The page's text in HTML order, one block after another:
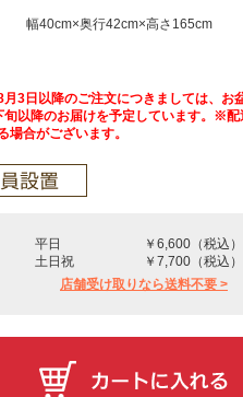
幅40cm×奥行42cm×高さ165cm
月3日以降のご注文につきましては、お
旬以降のお届けを予定しています。※配
場合がございます。
平日
￥6,600（税込）
土日祝
￥7,700（税込）
店舗受け取りなら送料不要 >